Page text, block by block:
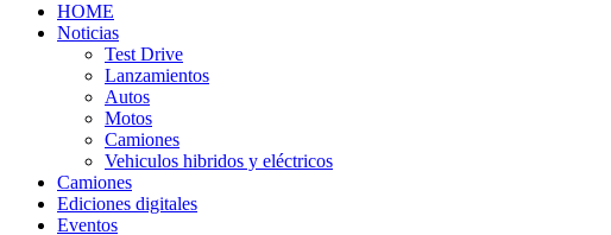
HOME
Noticias
Test Drive
Lanzamientos
Autos
Motos
Camiones
Vehiculos hibridos y eléctricos
Camiones
Ediciones digitales
Eventos